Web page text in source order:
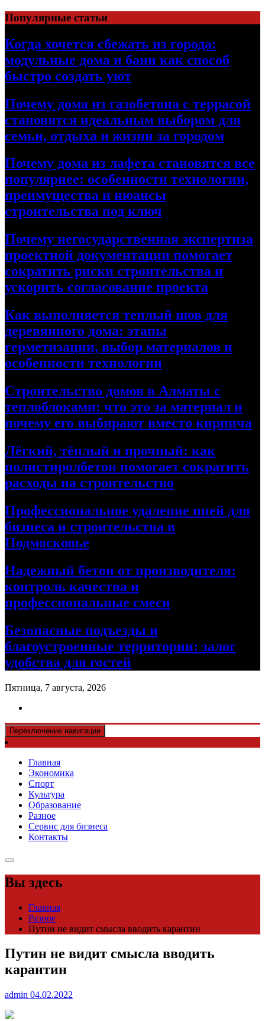
Перейти
к
содержимому
Популярные статьи
Когда хочется сбежать из города:
модульные дома и бани как способ
быстро создать уют
Почему дома из газобетона с террасой
становятся идеальным выбором для
семьи, отдыха и жизни за городом
Почему дома из лафета становятся все
популярнее: особенности технологии,
преимущества и нюансы
строительства под ключ
Почему негосударственная экспертиза
проектной документации помогает
сократить риски строительства и
ускорить согласование проекта
Как выполняется теплый шов для
деревянного дома: этапы
герметизации, выбор материалов и
особенности технологии
Строительство домов в Алматы с
теплоблоками: что это за материал и
почему его выбирают вместо кирпича
Лёгкий, тёплый и прочный: как
полистиролбетон помогает сократить
расходы на строительство
Профессиональное удаление пней для
бизнеса и строительства в
Подмосковье
Надежный бетон от производителя:
контроль качества и
профессиональные смеси
Безопасные подъезды и
благоустроенные территории: залог
удобства для гостей
Пятница, 7 августа, 2026
Переключение навигации
Главная
Экономика
Спорт
Культура
Образование
Разное
Сервис для бизнеса
Контакты
Вы здесь
Главная
Разное
Путин не видит смысла вводить карантин
Путин не видит смысла вводить
карантин
admin 04.02.2022